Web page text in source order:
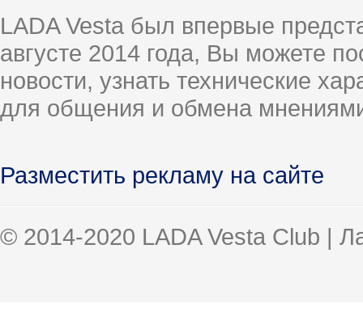
LADA Vesta был впервые
августе 2014 года, Вы можете
новости, узнать технические
для общения и обмена
Разместить рекламу на сайте
© 2014-2020 LADA Vesta Club |